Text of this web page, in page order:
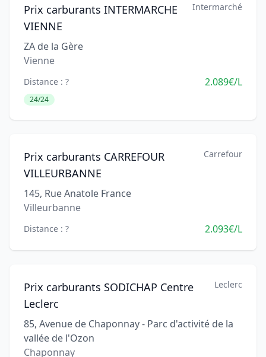
Prix carburants INTERMARCHE
VIENNE
Intermarché
ZA de la Gère
Vienne
Distance : ? 2.089€/L
24/24
Prix carburants CARREFOUR
VILLEURBANNE
Carrefour
145, Rue Anatole France
Villeurbanne
Distance : ? 2.093€/L
Prix carburants SODICHAP Centre
Leclerc
Leclerc
85, Avenue de Chaponnay - Parc d'activité de la
vallée de l'Ozon
Chaponnay